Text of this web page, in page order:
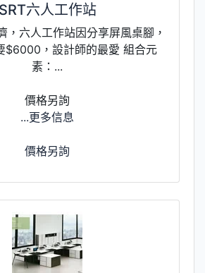
SRT六人工作站
，六人工作站因分享屏風桌腳，
$6000，設計師的最愛 組合元
素：...
價格另詢
...更多信息
價格另詢